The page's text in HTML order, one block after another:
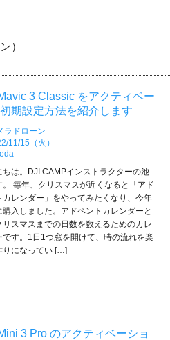
）
3 Classic をアクティベー
初期設定方法を紹介します
ラドローン
11/15（火）
ちは。DJI CAMPインストラクターの池
。 毎年、クリスマスが近くなると「アド
カレンダー」をやってみたくなり、今年
購入しました。アドベントカレンダーと
リスマスまでの日数を数えるためのカレ
です。1日1つ窓を開けて、時の流れを楽
りになってい […]
3 Pro のアクティベーショ